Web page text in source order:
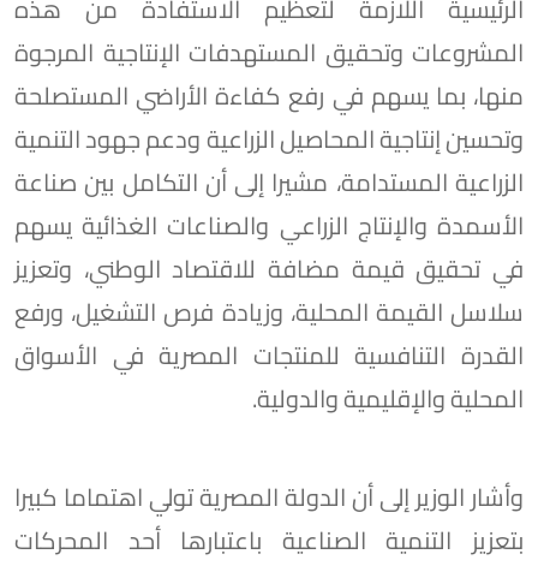
الرئيسية اللازمة لتعظيم الاستفادة من هذه
المشروعات وتحقيق المستهدفات الإنتاجية المرجوة
منها، بما يسهم في رفع كفاءة الأراضي المستصلحة
وتحسين إنتاجية المحاصيل الزراعية ودعم جهود التنمية
الزراعية المستدامة، مشيرا إلى أن التكامل بين صناعة
الأسمدة والإنتاج الزراعي والصناعات الغذائية يسهم
في تحقيق قيمة مضافة للاقتصاد الوطني، وتعزيز
سلاسل القيمة المحلية، وزيادة فرص التشغيل، ورفع
القدرة التنافسية للمنتجات المصرية في الأسواق
المحلية والإقليمية والدولية.
وأشار الوزير إلى أن الدولة المصرية تولي اهتماما كبيرا
بتعزيز التنمية الصناعية باعتبارها أحد المحركات